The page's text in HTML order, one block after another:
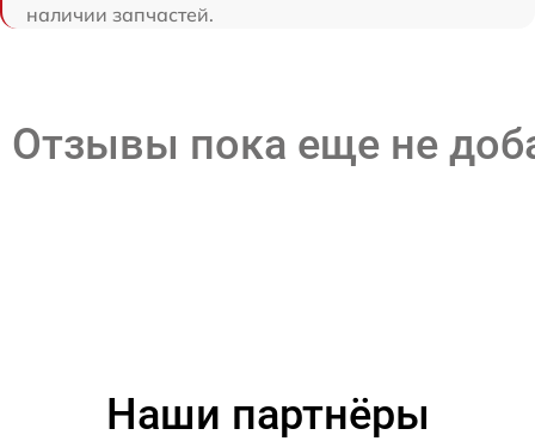
наличии запчастей.
Отзывы пока еще не
Наши партнёры